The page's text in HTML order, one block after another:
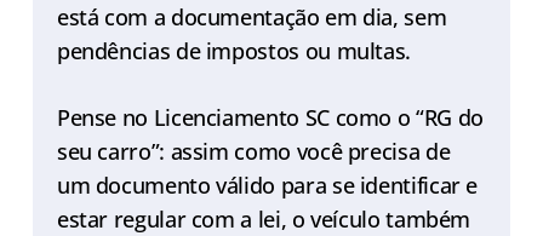
está com a documentação em dia, sem
pendências de impostos ou multas.
Pense no Licenciamento SC como o “RG do
seu carro”: assim como você precisa de
um documento válido para se identificar e
estar regular com a lei, o veículo também